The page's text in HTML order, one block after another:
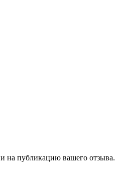
и на публикацию вашего отзыва.